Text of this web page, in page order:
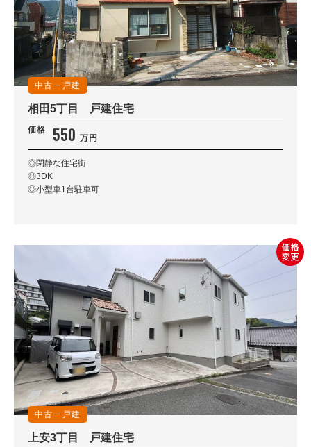
中古一戸建
相田5丁目 戸建住宅
価格 550 万円
◎閑静な住宅街
◎3DK
◎小型車1台駐車可
中古一戸建
上安3丁目 戸建住宅